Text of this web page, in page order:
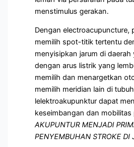
menstimulus gerakan.
Dengan electroacupuncture,
memilih spot-titik tertentu
menyisipkan jarum di daerah
dengan arus listrik yang
memilih dan menargetkan
memilih meridian lain di
lelektroakupunktur dapat
keseimbangan dan mobilitas
AKUPUNTUR MENJADI
PENYEMBUHAN STROKE DI